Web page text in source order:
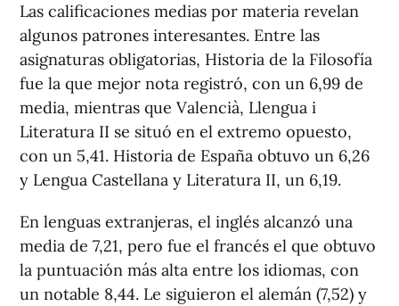
Las calificaciones medias por materia revelan
algunos patrones interesantes. Entre las
asignaturas obligatorias, Historia de la Filosofía
fue la que mejor nota registró, con un 6,99 de
media, mientras que Valencià, Llengua i
Literatura II se situó en el extremo opuesto,
con un 5,41. Historia de España obtuvo un 6,26
y Lengua Castellana y Literatura II, un 6,19.
En lenguas extranjeras, el inglés alcanzó una
media de 7,21, pero fue el francés el que obtuvo
la puntuación más alta entre los idiomas, con
un notable 8,44. Le siguieron el alemán (7,52) y